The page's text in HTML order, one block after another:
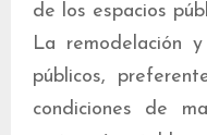
de los espacios
La remodelación
públicos,
condiciones de